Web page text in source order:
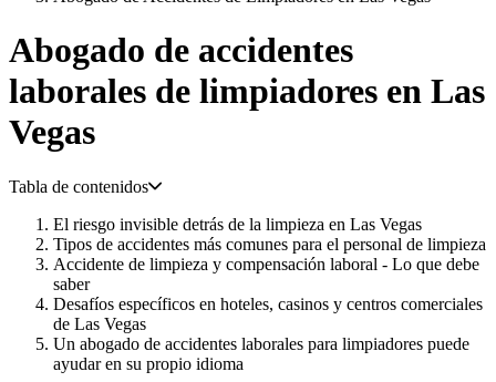
Abogado de accidentes
laborales de limpiadores en Las
Vegas
Tabla de contenidos
El riesgo invisible detrás de la limpieza en Las Vegas
Tipos de accidentes más comunes para el personal de limpieza
Accidente de limpieza y compensación laboral - Lo que debe
saber
Desafíos específicos en hoteles, casinos y centros comerciales
de Las Vegas
Un abogado de accidentes laborales para limpiadores puede
ayudar en su propio idioma